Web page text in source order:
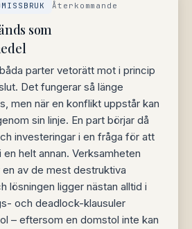
Återkommande
som
parter vetorätt mot i princip
Det fungerar så länge
men när en konflikt uppstår kan
sin linje. En part börjar då
investeringar i en fråga för att
helt annan. Verksamheten
en av de mest destruktiva
lösningen ligger nästan alltid i
och deadlock-klausuler
– eftersom en domstol inte kan